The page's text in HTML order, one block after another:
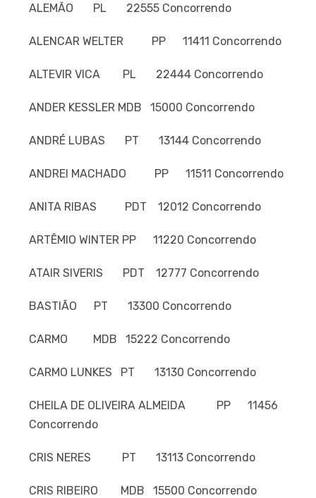
ALEMÃO PL 22555 Concorrendo
ALENCAR WELTER PP 11411 Concorrendo
ALTEVIR VICA PL 22444 Concorrendo
ANDER KESSLER MDB 15000 Concorrendo
ANDRÉ LUBAS PT 13144 Concorrendo
ANDREI MACHADO PP 11511 Concorrendo
ANITA RIBAS PDT 12012 Concorrendo
ARTÊMIO WINTER PP 11220 Concorrendo
ATAIR SIVERIS PDT 12777 Concorrendo
BASTIÃO PT 13300 Concorrendo
CARMO MDB 15222 Concorrendo
CARMO LUNKES PT 13130 Concorrendo
CHEILA DE OLIVEIRA ALMEIDA PP 11456
Concorrendo
CRIS NERES PT 13113 Concorrendo
CRIS RIBEIRO MDB 15500 Concorrendo